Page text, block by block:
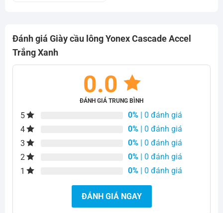
Đánh giá Giày cầu lông Yonex Cascade Accel
Trắng Xanh
0.0
ĐÁNH GIÁ TRUNG BÌNH
5 0% | 0 đánh giá
4
0% | 0 đánh giá
3
0% | 0 đánh giá
2
0% | 0 đánh giá
1
0% | 0 đánh giá
ĐÁNH GIÁ NGAY